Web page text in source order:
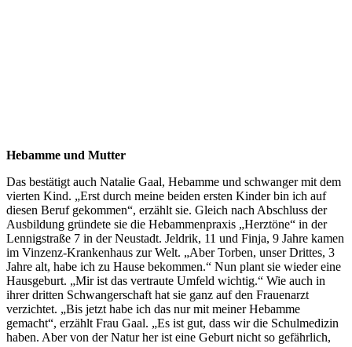
Hebamme und Mutter
Das bestätigt auch Natalie Gaal, Hebamme und schwanger mit dem
vierten Kind. „Erst durch meine beiden ersten Kinder bin ich auf
diesen Beruf gekommen“, erzählt sie. Gleich nach Abschluss der
Ausbildung gründete sie die Hebammenpraxis „Herztöne“ in der
Lennigstraße 7 in der Neustadt. Jeldrik, 11 und Finja, 9 Jahre kamen
im Vinzenz-Krankenhaus zur Welt. „Aber Torben, unser Drittes, 3
Jahre alt, habe ich zu Hause bekommen.“ Nun plant sie wieder eine
Hausgeburt. „Mir ist das vertraute Umfeld wichtig.“ Wie auch in
ihrer dritten Schwangerschaft hat sie ganz auf den Frauenarzt
verzichtet. „Bis jetzt habe ich das nur mit meiner Hebamme
gemacht“, erzählt Frau Gaal. „Es ist gut, dass wir die Schulmedizin
haben. Aber von der Natur her ist eine Geburt nicht so gefährlich,